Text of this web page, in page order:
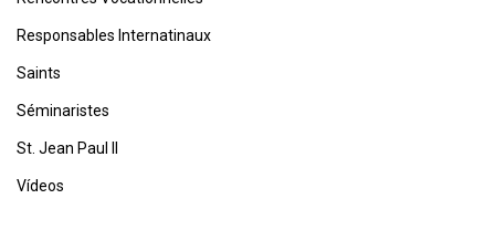
Responsables Internatinaux
Saints
Séminaristes
St. Jean Paul II
Vídeos